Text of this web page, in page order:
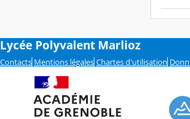
Lycée Polyvalent Marlioz
Contacts Mentions légales Chartes d'utilisation